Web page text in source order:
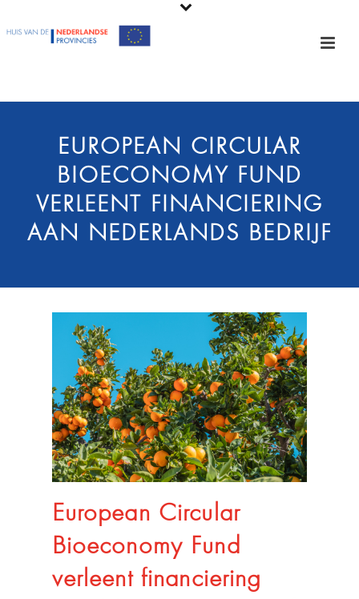
EUROPEAN CIRCULAR
BIOECONOMY FUND
VERLEENT FINANCIERING
AAN NEDERLANDS BEDRIJF
European Circular
Bioeconomy Fund
verleent financiering